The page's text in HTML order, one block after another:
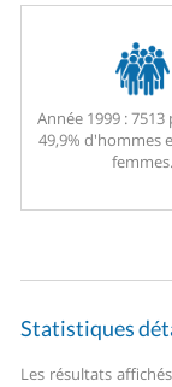
Année 1999 :7513
49,9% d'hommes
femmes.
Statistiques
Les résultats